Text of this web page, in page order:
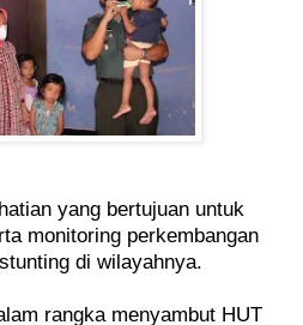
yang bertujuan untuk
monitoring perkembangan
di wilayahnya.
rangka menyambut HUT